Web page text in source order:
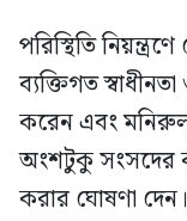
পরিস্থিতি
ব্যক্তিগত
করেন এবং
অংশটুকু সংসদের
করার ঘোষণা দেন।